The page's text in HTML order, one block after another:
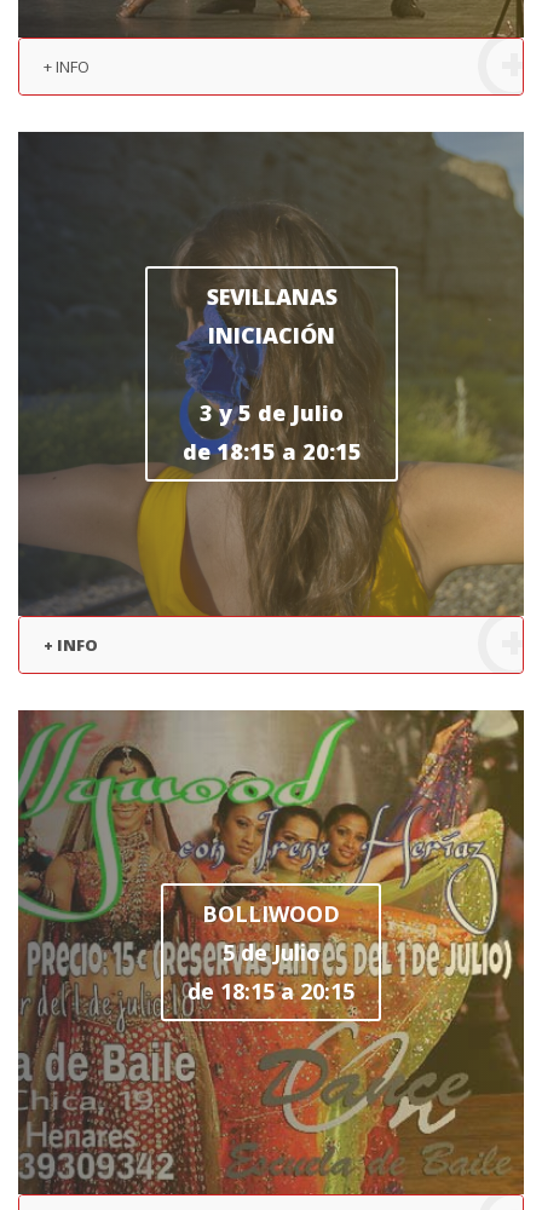
+ INFO
SEVILLANAS
INICIACIÓN
3 y 5 de Julio
de 18:15 a 20:15
+ INFO
BOLLIWOOD
5 de Julio
de 18:15 a 20:15